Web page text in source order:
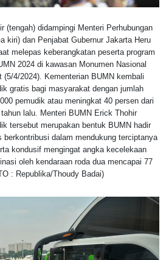
(tengah) didampingi Menteri Perhubungan
kiri) dan Penjabat Gubernur Jakarta Heru
melepas keberangkatan peserta program
2024 di kawasan Monumen Nasional
4/2024). Kementerian BUMN kembali
gratis bagi masyarakat dengan jumlah
pemudik atau meningkat 40 persen dari
lalu. Menteri BUMN Erick Thohir
tersebut merupakan bentuk BUMN hadir
dalam mendukung terciptanya
kondusif mengingat angka kecelekaan
oleh kendaraan roda dua mencapai 77
: Republika/Thoudy Badai)